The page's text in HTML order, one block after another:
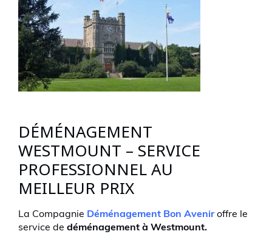
DÉMÉNAGEMENT
WESTMOUNT – SERVICE
PROFESSIONNEL AU
MEILLEUR PRIX
La Compagnie Déménagement Bon Aveniroffre le
service de déménagement à Westmount.